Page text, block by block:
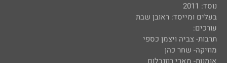
נוסד: 2011
בעלים ומייסד: ראובן שבת
עורכים:
תרבות- צביה ויצמן כספי
מוזיקה- שחר כהן